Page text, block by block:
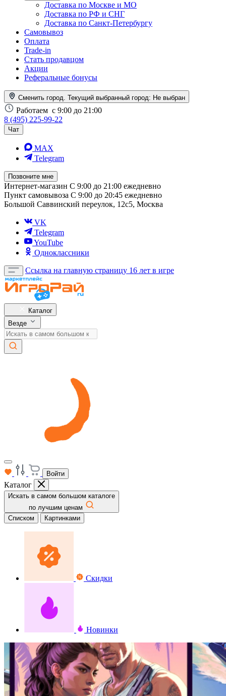
Доставка по Москве и МО
Доставка по РФ и СНГ
Доставка по Санкт-Петербургу
Самовывоз
Оплата
Trade-in
Стать продавцом
Акции
Реферальные бонусы
Сменить город. Текущий выбранный город: Не выбран
Работаем с 9:00 до 21:00
8 (495) 225-99-22
Чат
MAX
Telegram
Позвоните мне
Интернет-магазин С 9:00 до 21:00 ежедневно
Пункт самовывоза С 9:00 до 20:45 ежедневно
Большой Саввинский переулок, 12с5, Москва
VK
Telegram
YouTube
Одноклассники
Ссылка на главную страницу 16 лет в игре
Каталог
Везде
Войти
Каталог
Искать в самом большом каталоге
по лучшим ценам
Списком
Картинками
Скидки
Новинки